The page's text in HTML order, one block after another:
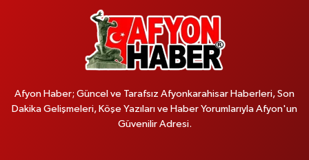
Afyon Haber; Güncel ve Tarafsız Afyonkarahisar Haberleri, Son
Dakika Gelişmeleri, Köşe Yazıları ve Haber Yorumlarıyla Afyon'un
Güvenilir Adresi.